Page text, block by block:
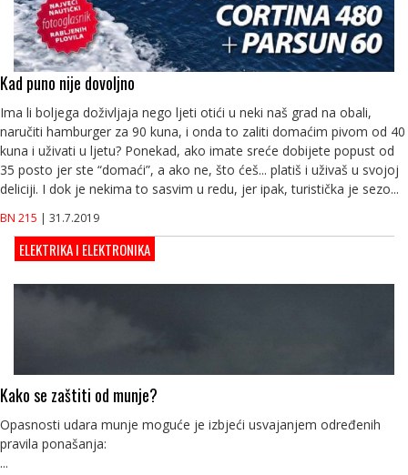
Kad puno nije dovoljno
Ima li boljega doživljaja nego ljeti otići u neki naš grad na obali,
naručiti hamburger za 90 kuna, i onda to zaliti domaćim pivom od 40
kuna i uživati u ljetu? Ponekad, ako imate sreće dobijete popust od
35 posto jer ste “domaći”, a ako ne, što ćeš... platiš i uživaš u svojoj
deliciji. I dok je nekima to sasvim u redu, jer ipak, turistička je sezo...
BN 215 | 31.7.2019
ELEKTRIKA I ELEKTRONIKA
Kako se zaštiti od munje?
Opasnosti udara munje moguće je izbjeći usvajanjem određenih
pravila ponašanja:
...